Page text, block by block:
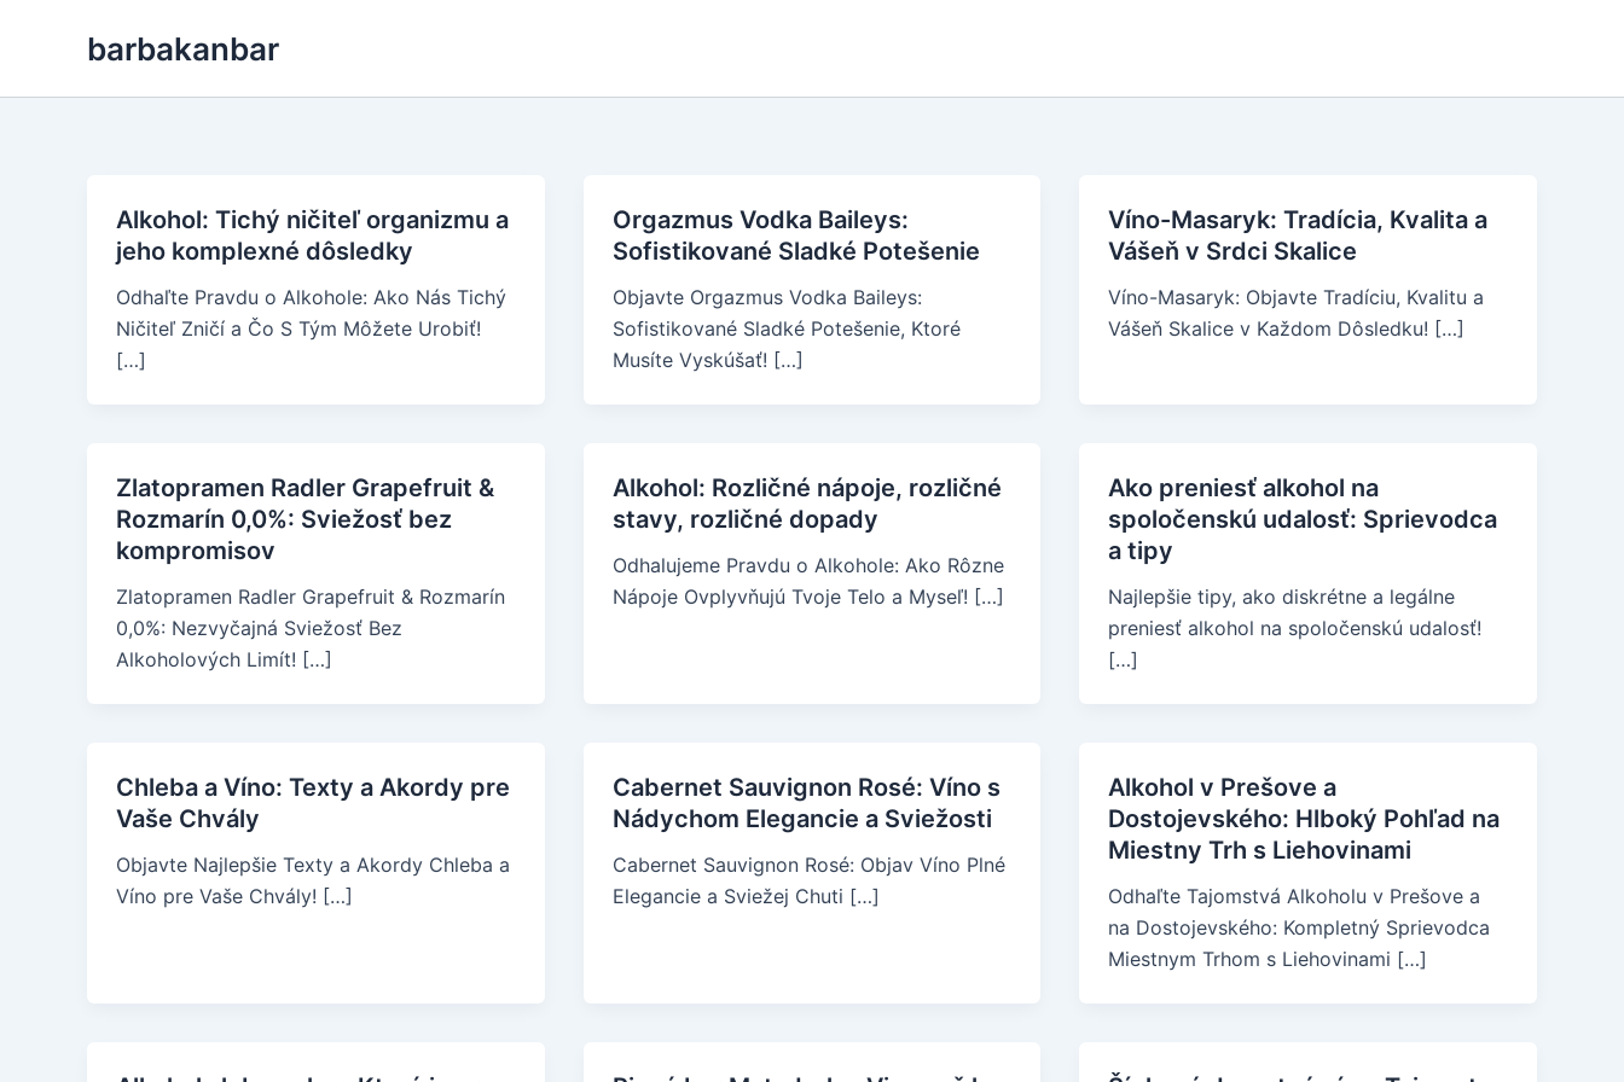
barbakanbar
Alkohol: Tichý ničiteľ organizmu a
jeho komplexné dôsledky
Odhaľte Pravdu o Alkohole: Ako Nás Tichý
Ničiteľ Zničí a Čo S Tým Môžete Urobiť!
[…]
Orgazmus Vodka Baileys:
Sofistikované Sladké Potešenie
Objavte Orgazmus Vodka Baileys:
Sofistikované Sladké Potešenie, Ktoré
Musíte Vyskúšať! […]
Víno-Masaryk: Tradícia, Kvalita a
Vášeň v Srdci Skalice
Víno-Masaryk: Objavte Tradíciu, Kvalitu a
Vášeň Skalice v Každom Dôsledku! […]
Zlatopramen Radler Grapefruit &
Rozmarín 0,0%: Sviežosť bez
kompromisov
Zlatopramen Radler Grapefruit & Rozmarín
0,0%: Nezvyčajná Sviežosť Bez
Alkoholových Limít! […]
Alkohol: Rozličné nápoje, rozličné
stavy, rozličné dopady
Odhalujeme Pravdu o Alkohole: Ako Rôzne
Nápoje Ovplyvňujú Tvoje Telo a Myseľ! […]
Ako preniesť alkohol na
spoločenskú udalosť: Sprievodca
a tipy
Najlepšie tipy, ako diskrétne a legálne
preniesť alkohol na spoločenskú udalosť!
[…]
Chleba a Víno: Texty a Akordy pre
Vaše Chvály
Objavte Najlepšie Texty a Akordy Chleba a
Víno pre Vaše Chvály! […]
Cabernet Sauvignon Rosé: Víno s
Nádychom Elegancie a Sviežosti
Cabernet Sauvignon Rosé: Objav Víno Plné
Elegancie a Sviežej Chuti […]
Alkohol v Prešove a
Dostojevského: Hlboký Pohľad na
Miestny Trh s Liehovinami
Odhaľte Tajomstvá Alkoholu v Prešove a
na Dostojevského: Kompletný Sprievodca
Miestnym Trhom s Liehovinami […]